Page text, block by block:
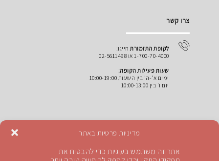
מדיניות פרטיות באתר
אתר זה משתמש בעוגיות כדי להבטיח את
צרו קשר
לקופת התזמורתחייגו:
1-700-70-4000 או 02-5611498
שעות פעילות הקופה:
ימים א'-ה' בין השעות 10:00-19:00
יום ו' בין 10:00-13:00
קופת התזמורת: tickets@jso.co.il
כתובת: